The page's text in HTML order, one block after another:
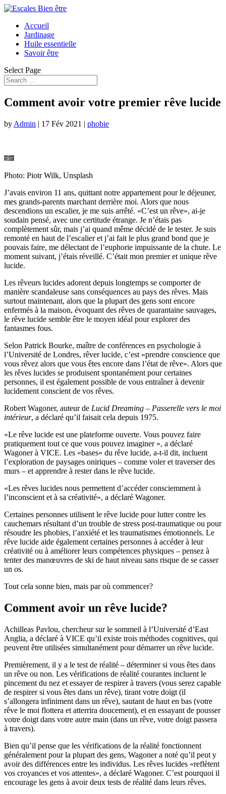
Accueil
Jardinage
Huile essentielle
Savoir être
Select Page
Comment avoir votre premier rêve lucide
by Admin | 17 Fév 2021 | phobie
Photo: Piotr Wilk, Unsplash
J’avais environ 11 ans, quittant notre appartement pour le déjeuner,
mes grands-parents marchant derrière moi. Alors que nous
descendions un escalier, je me suis arrêté. «C’est un rêve», ai-je
soudain pensé, avec une certitude étrange. Je n’étais pas
complètement sûr, mais j’ai quand même décidé de le tester. Je suis
remonté en haut de l’escalier et j’ai fait le plus grand bond que je
pouvais faire, me délectant de l’euphorie impuissante de la chute. Le
moment suivant, j’étais réveillé. C’était mon premier et unique rêve
lucide.
Les rêveurs lucides adorent depuis longtemps se comporter de
manière scandaleuse sans conséquences au pays des rêves. Mais
surtout maintenant, alors que la plupart des gens sont encore
enfermés à la maison, évoquant des rêves de quarantaine sauvages,
le rêve lucide semble être le moyen idéal pour explorer des
fantasmes fous.
Selon Patrick Bourke, maître de conférences en psychologie à
l’Université de Londres, rêver lucide, c’est «prendre conscience que
vous rêvez alors que vous êtes encore dans l’état de rêve». Alors que
les rêves lucides se produisent spontanément pour certaines
personnes, il est également possible de vous entraîner à devenir
lucidement conscient de vos rêves.
Robert Wagoner, auteur de Lucid Dreaming – Passerelle vers le moi
intérieur, a déclaré qu’il faisait cela depuis 1975.
«Le rêve lucide est une plateforme ouverte. Vous pouvez faire
pratiquement tout ce que vous pouvez imaginer », a déclaré
Wagoner à VICE. Les «bases» du rêve lucide, a-t-il dit, incluent
l’exploration de paysages oniriques – comme voler et traverser des
murs – et apprendre à rester dans le rêve lucide.
«Les rêves lucides nous permettent d’accéder consciemment à
l’inconscient et à sa créativité», a déclaré Wagoner.
Certaines personnes utilisent le rêve lucide pour lutter contre les
cauchemars résultant d’un trouble de stress post-traumatique ou pour
résoudre les phobies, l’anxiété et les traumatismes émotionnels. Le
rêve lucide aide également certaines personnes à accéder à leur
créativité ou à améliorer leurs compétences physiques – pensez à
tenter des manœuvres de ski de haut niveau sans risque de se casser
un os.
Tout cela sonne bien, mais par où commencer?
Comment avoir un rêve lucide?
Achilleas Pavlou, chercheur sur le sommeil à l’Université d’East
Anglia, a déclaré à VICE qu’il existe trois méthodes cognitives, qui
peuvent être utilisées simultanément pour démarrer un rêve lucide.
Premièrement, il y a le test de réalité – déterminer si vous êtes dans
un rêve ou non. Les vérifications de réalité courantes incluent le
pincement du nez et essayer de respirer à travers (vous serez capable
de respirer si vous êtes dans un rêve), tirant votre doigt (il
s’allongera infiniment dans un rêve), sautant de haut en bas (votre
rêve le moi flottera et atterrira doucement), et en essayant de pousser
votre doigt dans votre autre main (dans un rêve, votre doigt passera
à travers).
Bien qu’il pense que les vérifications de la réalité fonctionnent
généralement pour la plupart des gens, Wagoner a noté qu’il peut y
avoir des différences entre les individus. Les rêves lucides «reflètent
vos croyances et vos attentes», a déclaré Wagoner. C’est pourquoi il
encourage les gens à avoir deux tests de réalité dans leurs rêves.